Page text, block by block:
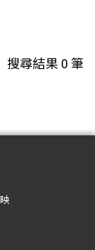
搜尋結果0筆